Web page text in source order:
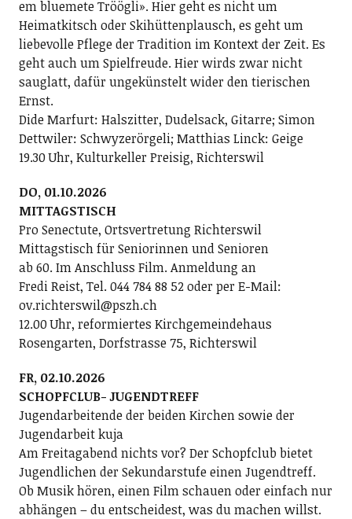
em bluemete Tröögli». Hier geht es nicht um
Heimatkitsch oder Skihüttenplausch, es geht um
liebevolle Pflege der Tradition im Kontext der Zeit. Es
geht auch um Spielfreude. Hier wirds zwar nicht
sauglatt, dafür ungekünstelt wider den tierischen
Ernst.
Dide Marfurt: Halszitter, Dudelsack, Gitarre; ­Simon
Dettwiler: Schwyzerörgeli; Matthias Linck: Geige
19.30 Uhr, Kulturkeller Preisig, Richterswil
DO, 01.10.2026
MITTAGSTISCH
Pro Senectute, Ortsvertretung Richterswil
Mittagstisch für Seniorinnen und Senioren
ab 60. Im Anschluss Film. Anmeldung an
Fredi Reist, Tel. 044 784 88 52 oder per E-Mail:
ov.richterswil@pszh.ch
12.00 Uhr, reformiertes Kirchgemeindehaus
Rosengarten, Dorfstrasse 75, Richterswil
FR, 02.10.2026
SCHOPFCLUB- JUGENDTREFF
Jugendarbeitende der beiden Kirchen sowie der
Jugendarbeit kuja
Am Freitagabend nichts vor? Der Schopfclub bietet
Jugendlichen der Sekundarstufe einen Jugendtreff.
Ob Musik hören, einen Film schauen oder einfach nur
abhängen – du entscheidest, was du machen willst.